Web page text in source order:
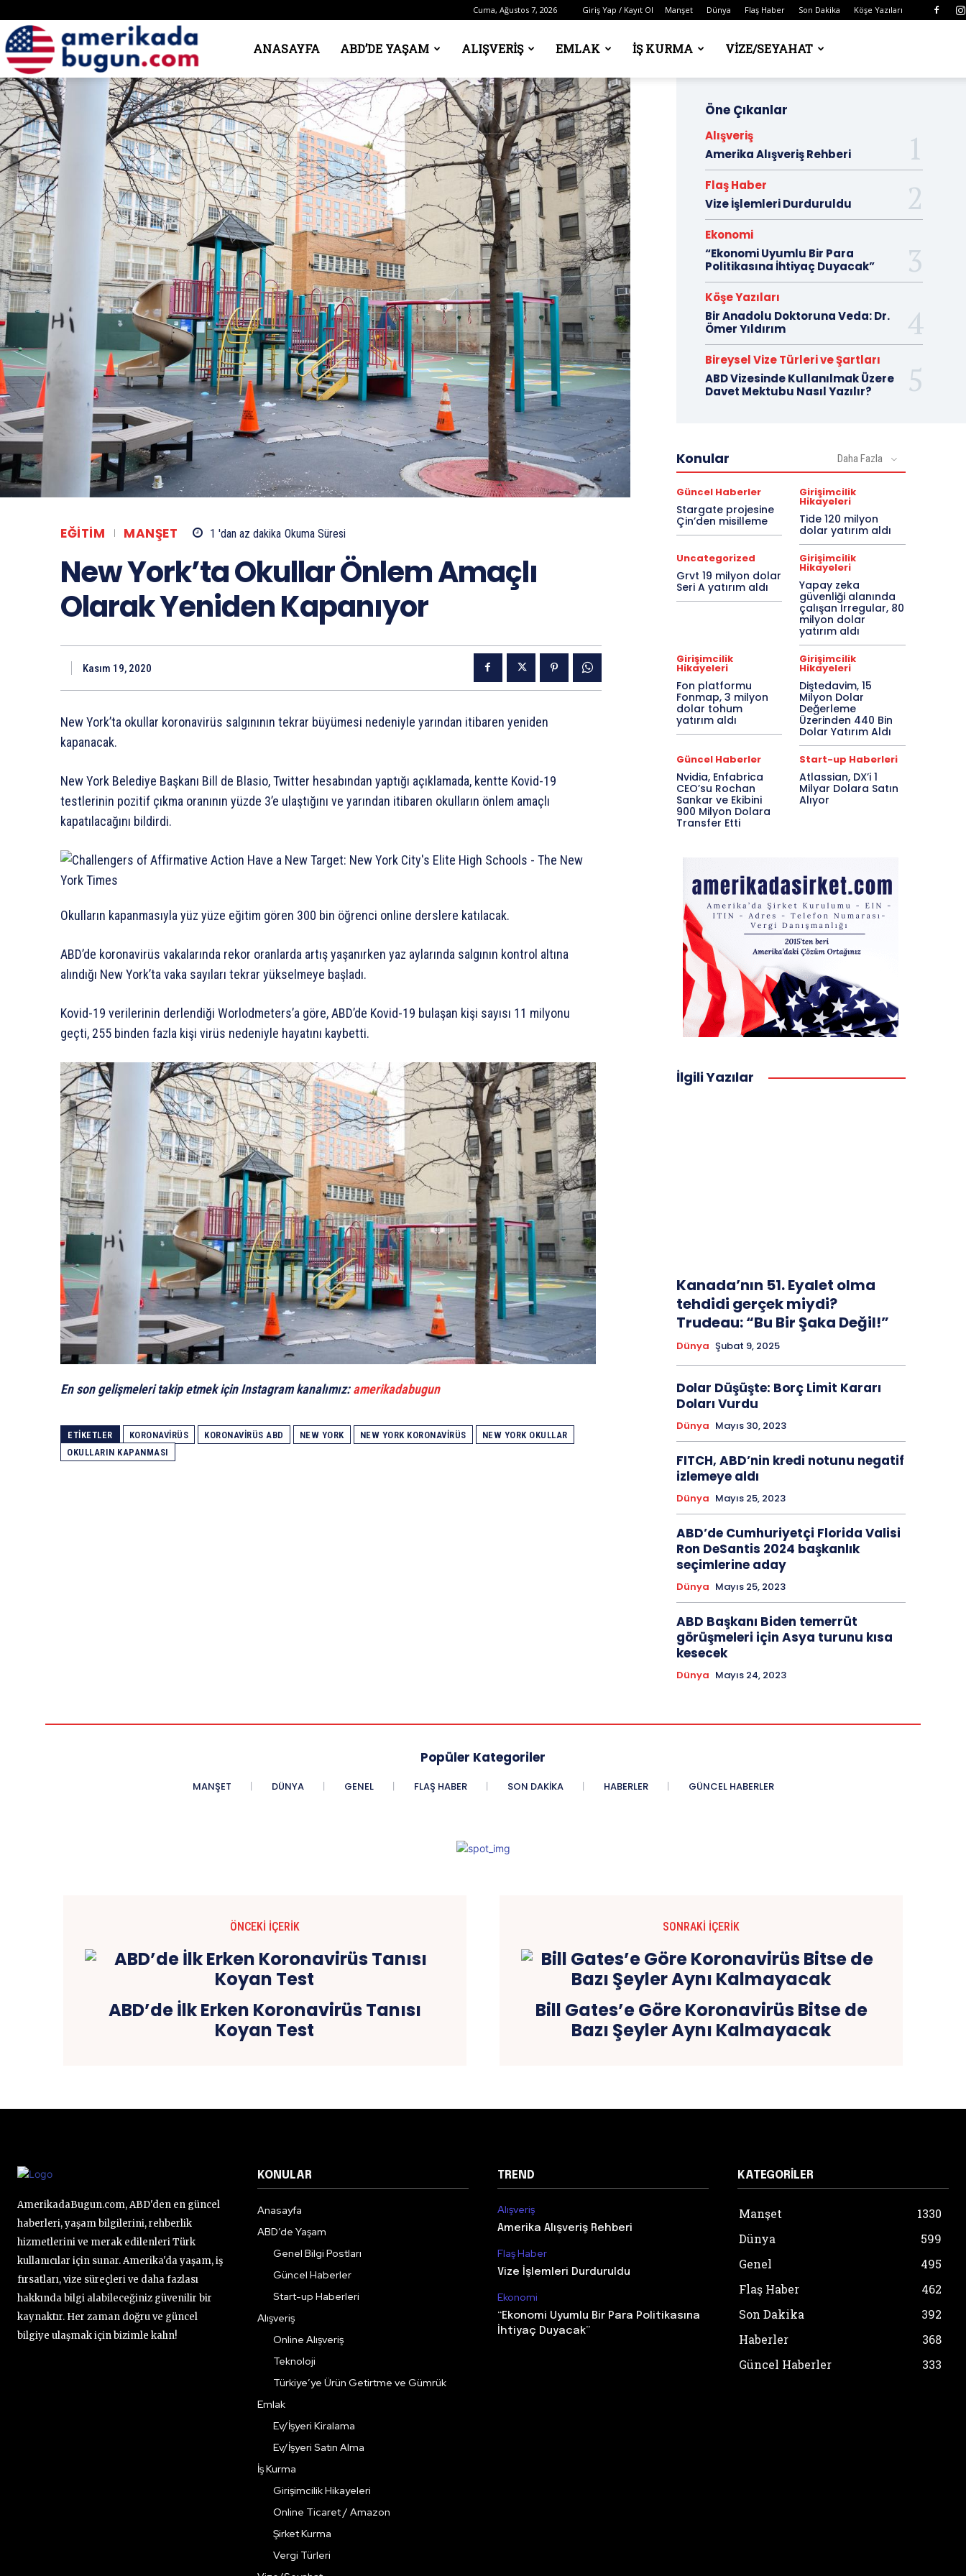
Cuma, Ağustos 7, 2026 Giriş Yap / Kayıt Ol Manşet Dünya Flaş Haber Son Dakika Köşe Yazıları
Amerika’da
Bugün
ANASAYFA ABD’DE YAŞAM ALIŞVERIŞ EMLAK İŞ KURMA VIZE/SEYAHAT
EĞITIM MANŞET 1 'dan az dakika Okuma Süresi
New York’ta Okullar Önlem Amaçlı
Olarak Yeniden Kapanıyor
Kasım 19, 2020
New York’ta okullar koronavirüs salgınının tekrar büyümesi nedeniyle yarından itibaren yeniden
kapanacak.
New York Belediye Başkanı Bill de Blasio, Twitter hesabından yaptığı açıklamada, kentte Kovid-19
testlerinin pozitif çıkma oranının yüzde 3’e ulaştığını ve yarından itibaren okulların önlem amaçlı
kapatılacağını bildirdi.
Okulların kapanmasıyla yüz yüze eğitim gören 300 bin öğrenci online derslere katılacak.
ABD’de koronavirüs vakalarında rekor oranlarda artış yaşanırken yaz aylarında salgının kontrol altına
alındığı New York’ta vaka sayıları tekrar yükselmeye başladı.
Kovid-19 verilerinin derlendiği Worlodmeters’a göre, ABD’de Kovid-19 bulaşan kişi sayısı 11 milyonu
geçti, 255 binden fazla kişi virüs nedeniyle hayatını kaybetti.
En son gelişmeleri takip etmek için Instagram kanalımız:amerikadabugun
ETIKETLER KORONAVIRÜS KORONAVIRÜS ABD NEW YORK NEW YORK KORONAVIRÜS
NEW YORK OKULLAR
OKULLARIN KAPANMASI
Öne Çıkanlar
Alışveriş
Amerika Alışveriş Rehberi
Flaş Haber
Vize İşlemleri Durduruldu
Ekonomi
“Ekonomi Uyumlu Bir Para
Politikasına İhtiyaç Duyacak”
Köşe Yazıları
Bir Anadolu Doktoruna Veda: Dr.
Ömer Yıldırım
Bireysel Vize Türleri ve Şartları
ABD Vizesinde Kullanılmak Üzere
Davet Mektubu Nasıl Yazılır?
Konular Daha Fazla
Güncel Haberler
Stargate projesine
Çin’den misilleme
Girişimcilik
Hikayeleri
Tide 120 milyon
dolar yatırım aldı
Uncategorized
Grvt 19 milyon dolar
Seri A yatırım aldı
Girişimcilik
Hikayeleri
Yapay zeka
güvenliği alanında
çalışan Irregular, 80
milyon dolar
yatırım aldı
Girişimcilik
Hikayeleri
Fon platformu
Fonmap, 3 milyon
dolar tohum
yatırım aldı
Girişimcilik
Hikayeleri
Diştedavim, 15
Milyon Dolar
Değerleme
Üzerinden 440 Bin
Dolar Yatırım Aldı
Güncel Haberler
Nvidia, Enfabrica
CEO’su Rochan
Sankar ve Ekibini
900 Milyon Dolara
Transfer Etti
Start-up Haberleri
Atlassian, DX’i 1
Milyar Dolara Satın
Alıyor
İlgili Yazılar
Kanada’nın 51. Eyalet olma
tehdidi gerçek miydi?
Trudeau: “Bu Bir Şaka Değil!”
Dünya Şubat 9, 2025
Dolar Düşüşte: Borç Limit Kararı
Doları Vurdu
Dünya Mayıs 30, 2023
FITCH, ABD’nin kredi notunu negatif
izlemeye aldı
Dünya Mayıs 25, 2023
ABD’de Cumhuriyetçi Florida Valisi
Ron DeSantis 2024 başkanlık
seçimlerine aday
Dünya Mayıs 25, 2023
ABD Başkanı Biden temerrüt
görüşmeleri için Asya turunu kısa
kesecek
Dünya Mayıs 24, 2023
Popüler Kategoriler
MANŞET DÜNYA GENEL FLAŞ HABER SON DAKIKA HABERLER GÜNCEL HABERLER
ÖNCEKI İÇERIK
ABD’de İlk Erken Koronavirüs Tanısı
Koyan Test
SONRAKI İÇERIK
Bill Gates’e Göre Koronavirüs Bitse de
Bazı Şeyler Aynı Kalmayacak
AmerikadaBugun.com, ABD'den en güncel
haberleri, yaşam bilgilerini, rehberlik
hizmetlerini ve merak edilenleri Türk
kullanıcılar için sunar. Amerika'da yaşam, iş
fırsatları, vize süreçleri ve daha fazlası
hakkında bilgi alabileceğiniz güvenilir bir
kaynaktır. Her zaman doğru ve güncel
bilgiye ulaşmak için bizimle kalın!
KONULAR
Anasayfa
ABD’de Yaşam
Genel Bilgi Postları
Güncel Haberler
Start-up Haberleri
Alışveriş
Online Alışveriş
Teknoloji
Türkiye’ye Ürün Getirtme ve Gümrük
Emlak
Ev/İşyeri Kiralama
Ev/İşyeri Satın Alma
İş Kurma
Girişimcilik Hikayeleri
Online Ticaret / Amazon
Şirket Kurma
Vergi Türleri
TREND
Alışveriş
Amerika Alışveriş Rehberi
Flaş Haber
Vize İşlemleri Durduruldu
Ekonomi
“Ekonomi Uyumlu Bir Para Politikasına
İhtiyaç Duyacak”
KATEGORILER
Manşet
1330
Dünya
599
Genel
495
Flaş Haber
462
Son Dakika
392
Haberler
368
Güncel Haberler
333